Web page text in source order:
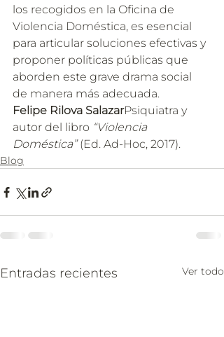
los recogidos en la Oficina de
Violencia Doméstica, es esencial
para articular soluciones efectivas y
proponer políticas públicas que
aborden este grave drama social
de manera más adecuada.
Felipe Rilova SalazarPsiquiatra y
autor del libro “Violencia
Doméstica” (Ed. Ad-Hoc, 2017).
Blog
Entradas recientes Ver todo